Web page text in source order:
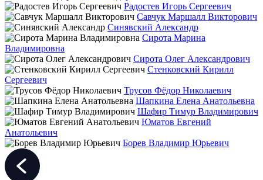
Радостев Игорь Сергеевич
Савчук Маршалл Викторович
Синявский Александр
Сирота Марина
Владимировна
Сирота Олег Александрович
Стенковский Кирилл
Сергеевич
Трусов Фёдор Николаевич
Шапкина Елена Анатольевна
Шафир Тимур Владимирович
Юматов Евгений
Анатольевич
Борев Владимир Юрьевич